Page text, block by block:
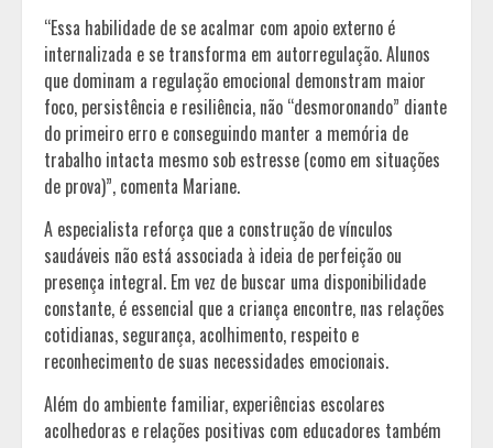
“Essa habilidade de se acalmar com apoio externo é
internalizada e se transforma em autorregulação. Alunos
que dominam a regulação emocional demonstram maior
foco, persistência e resiliência, não “desmoronando” diante
do primeiro erro e conseguindo manter a memória de
trabalho intacta mesmo sob estresse (como em situações
de prova)”, comenta Mariane.
A especialista reforça que a construção de vínculos
saudáveis não está associada à ideia de perfeição ou
presença integral. Em vez de buscar uma disponibilidade
constante, é essencial que a criança encontre, nas relações
cotidianas, segurança, acolhimento, respeito e
reconhecimento de suas necessidades emocionais.
Além do ambiente familiar, experiências escolares
acolhedoras e relações positivas com educadores também